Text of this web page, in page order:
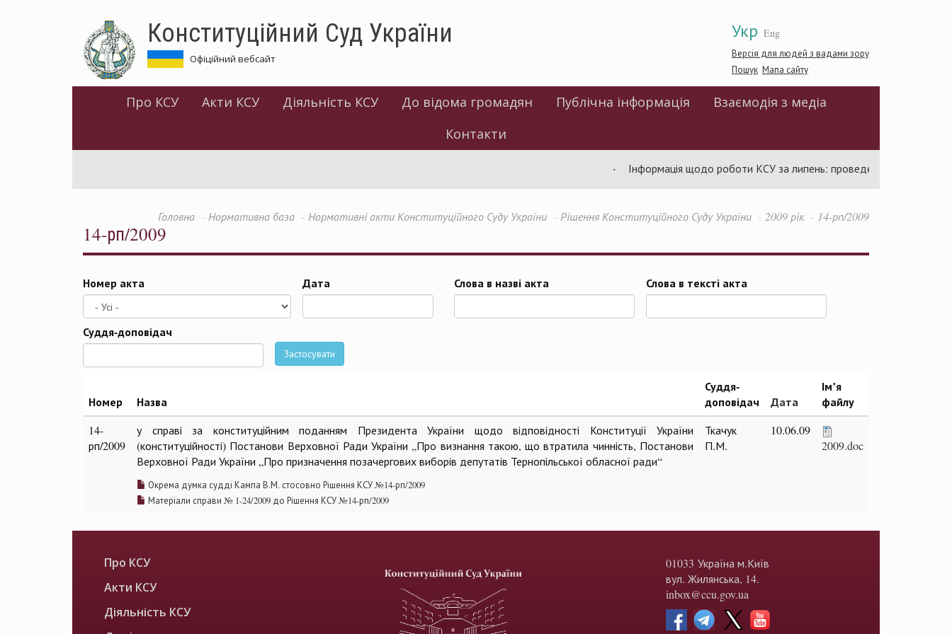
Укр Eng
Версія для людей з вадами зору
Пошук Мапа сайту
Конституційний Суд України
Офіційний вебсайт
Про КСУ Акти КСУ Діяльність КСУ До відома громадян Публічна інформація
Взаємодія з медіа
Контакти
Інформація щодо роботи КСУ за липень: проведено 94 засідання
Головна Нормативна база Нормативні акти Конституційного Суду України Рішення Конституційного Суду України 2009 рік 14-рп/2009
14-рп/2009
Номер акта Дата Слова в назві акта Слова в тексті акта
Суддя-доповідач
Застосувати
Номер Назва
Суддя-
доповідач
Дата
Ім’я
файлу
14-
рп/2009
у справі за конституційним поданням Президента України щодо відповідності Конституції України
(конституційності) Постанови Верховної Ради України „Про визнання такою, що втратила чинність, Постанови
Верховної Ради України „Про призначення позачергових виборів депутатів Тернопільської обласної ради“
Окрема думка судді Кампа В.М. стосовно Рішення КСУ №14-рп/2009
Матеріали справи № 1-24/2009 до Рішення КСУ №14-рп/2009
Ткачук
П.М.
10.06.09
2009.doc
Про КСУ
Акти КСУ
Діяльність КСУ
01033 Україна м.Київ
вул. Жилянська, 14.
inbox@ccu.gov.ua